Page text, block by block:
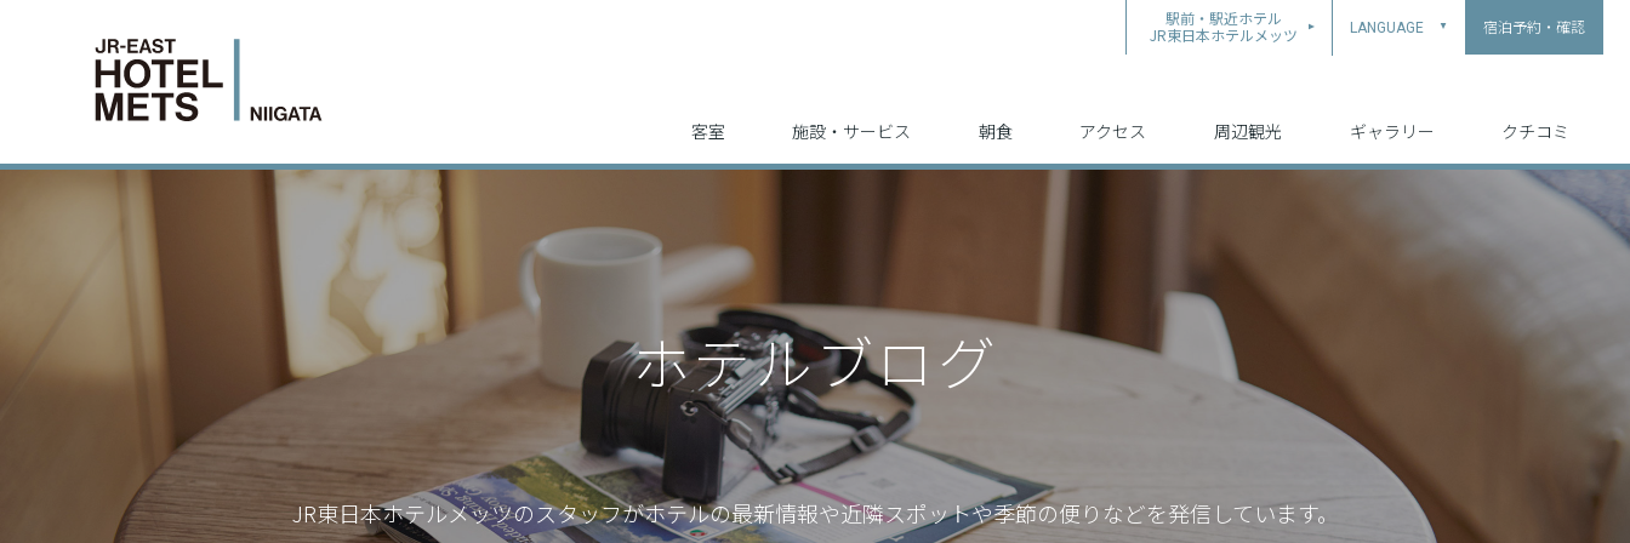
駅前・駅近ホテル
JR東日本ホテルメッツ
LANGUAGE ▲ 宿泊予約・確認
客室 施設・サービス 朝食 アクセス 周辺観光 ギャラリー クチコミ
ホテルブログ
JR東日本ホテルメッツのスタッフがホテルの最新情報や近隣スポットや季節の便りなどを発信しています。